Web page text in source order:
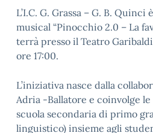
L’I.C. G. Grassa – G. B.
musical “Pinocchio 2.0 – La
terrà presso il Teatro
ore 17:00.
L’iniziativa nasce dalla
Adria -Ballatore e coinvolge
scuola secondaria di primo
linguistico) insieme agli